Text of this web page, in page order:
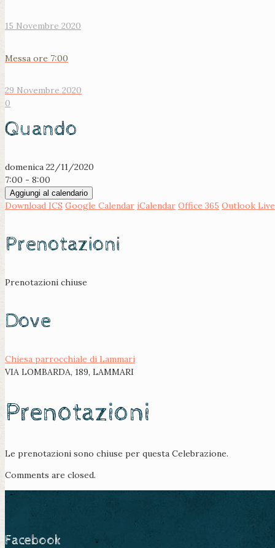
15 Novembre 2020
Messa ore 7:00
29 Novembre 2020
0
Quando
domenica 22/11/2020
7:00 - 8:00
Aggiungi al calendario
Download ICS Google Calendar iCalendar Office 365 Outlook Live
Prenotazioni
Prenotazioni chiuse
Dove
Chiesa parrocchiale di Lammari
VIA LOMBARDA, 189, LAMMARI
Prenotazioni
Le prenotazioni sono chiuse per questa Celebrazione.
Comments are closed.
Facebook